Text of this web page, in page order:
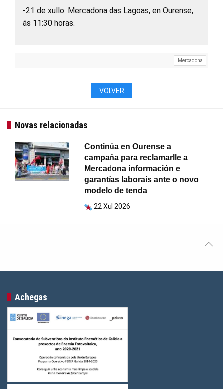
-21 de xullo: Mercadona das Lagoas, en Ourense,
ás 11:30 horas.
Mercadona
VOLVER
Novas relacionadas
Continúa en Ourense a
campaña para reclamarlle a
Mercadona información e
garantías laborais ante o novo
modelo de tenda
22 Xul 2026
Achegas